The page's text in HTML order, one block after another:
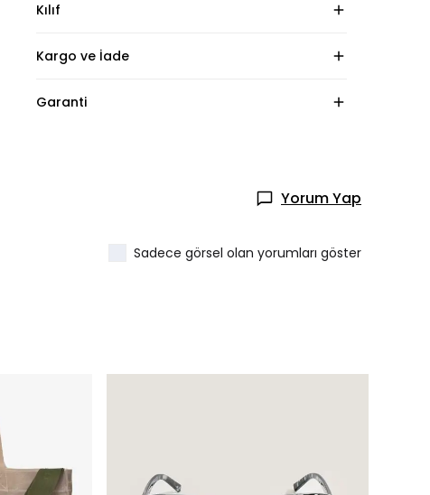
Kılıf
Kargo ve İade
Garanti
Yorum Yap
Sadece görsel olan yorumları göster